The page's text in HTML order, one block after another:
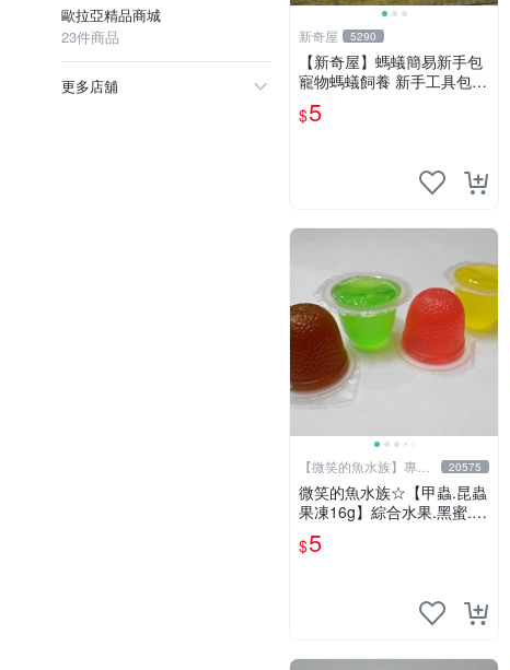
歐拉亞精品商城
23件商品
更多店舖
新奇屋 5290
【新奇屋】螞蟻簡易新手包
寵物螞蟻飼養 新手工具包
(滑石粉.滴管.鑷子.棉花)
$5
【微笑的魚水族】專業
水族器材
20575
微笑的魚水族☆【甲蟲.昆蟲
果凍16g】綜合水果.黑蜜.蘋
果.草莓.鳳梨
$5